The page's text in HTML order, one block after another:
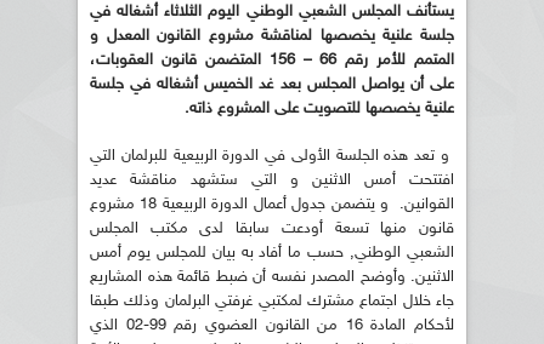
يستأنف المجلس الشعبي الوطني اليوم الثلاثاء أشغاله في
جلسة علنية يخصصها لمناقشة مشروع القانون المعدل و
المتمم للأمر رقم 66 – 156 المتضمن قانون العقوبات،
على أن يواصل المجلس بعد غد الخميس أشغاله في جلسة
علنية يخصصها للتصويت على المشروع ذاته.
و تعد هذه الجلسة الأولى في الدورة الربيعية للبرلمان التي
افتتحت أمس الاثنين و التي ستشهد مناقشة عديد
القوانين. و يتضمن جدول أعمال الدورة الربيعية 18 مشروع
قانون منها تسعة أودعت سابقا لدى مكتب المجلس
الشعبي الوطني, حسب ما أفاد به بيان للمجلس يوم أمس
الاثنين. وأوضح المصدر نفسه أن ضبط قائمة هذه المشاريع
جاء خلال اجتماع مشترك لمكتبي غرفتي البرلمان وذلك طبقا
لأحكام المادة 16 من القانون العضوي رقم 99-02 الذي